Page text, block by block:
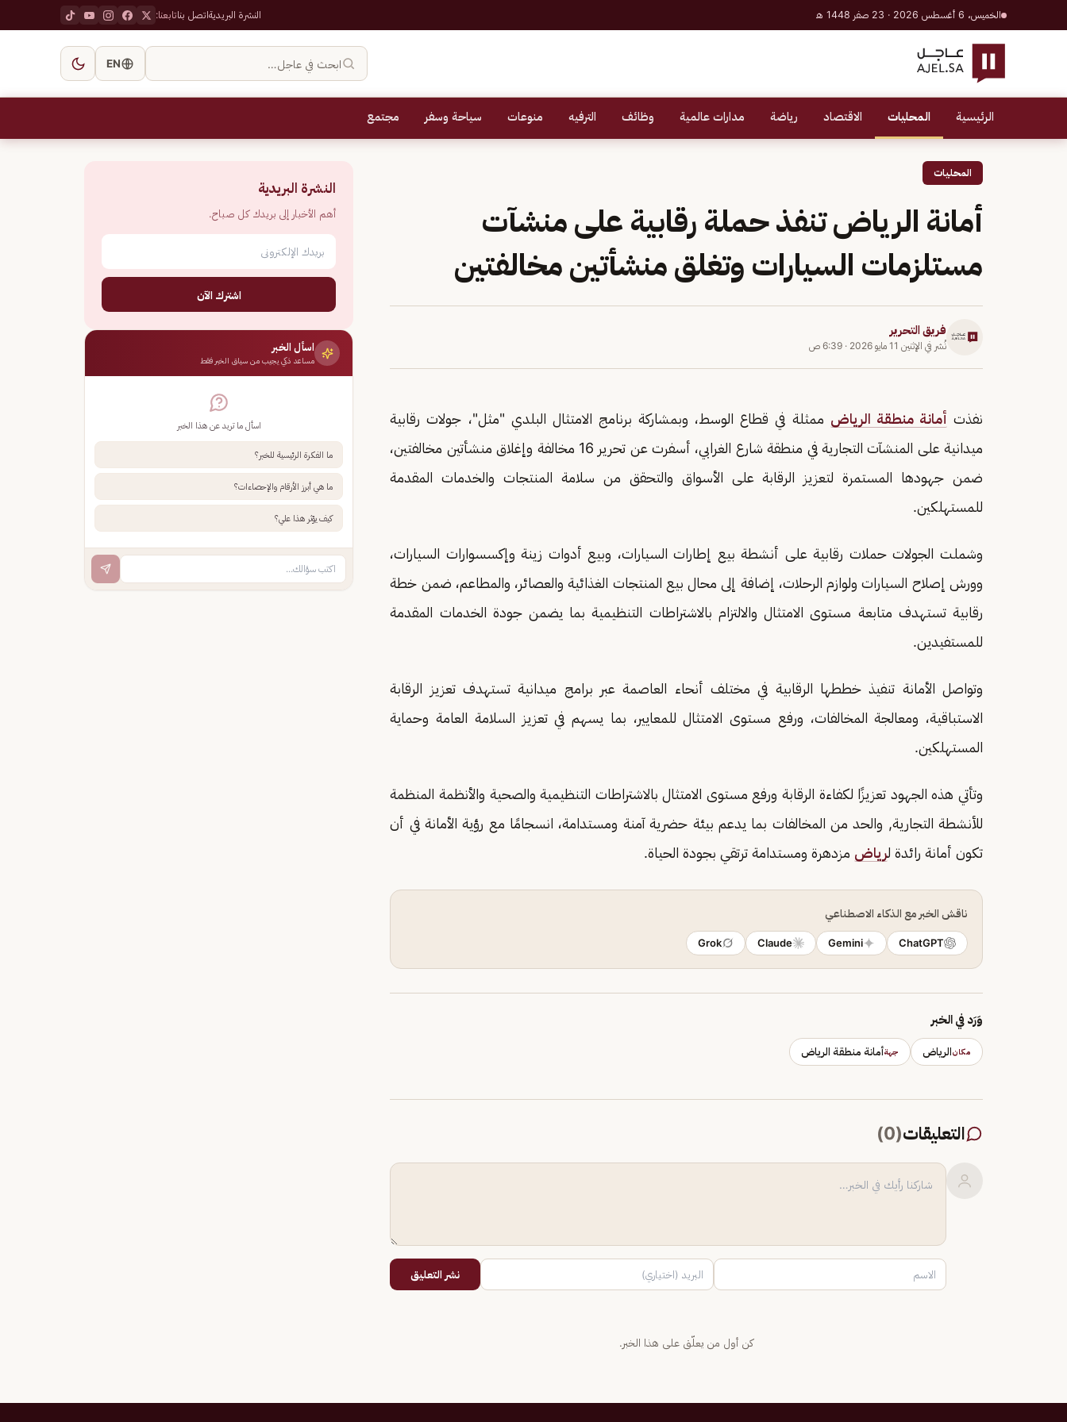
الخميس، 6 أغسطس 2026 · 23 صفر 1448 هـ النشرة البريديةاتصل بناتابعنا:
ابحث في عاجل… EN
الرئيسية المحليات الاقتصاد رياضة مدارات عالمية وظائف الترفيه منوعات سياحة وسفر مجتمع
المحليات
أمانة الرياض تنفذ حملة رقابية على منشآت
مستلزمات السيارات وتغلق منشأتين مخالفتين
فريق التحرير
نُشر في الإثنين 11 مايو 2026 · 6:39 ص
نفذت أمانة منطقة الرياض ممثلة في قطاع الوسط، وبمشاركة برنامج الامتثال البلدي "مثل"، جولات رقابية
ميدانية على المنشآت التجارية في منطقة شارع الغرابي، أسفرت عن تحرير 16 مخالفة وإغلاق منشأتين مخالفتين،
ضمن جهودها المستمرة لتعزيز الرقابة على الأسواق والتحقق من سلامة المنتجات والخدمات المقدمة
للمستهلكين.
وشملت الجولات حملات رقابية على أنشطة بيع إطارات السيارات، وبيع أدوات زينة وإكسسوارات السيارات،
وورش إصلاح السيارات ولوازم الرحلات، إضافة إلى محال بيع المنتجات الغذائية والعصائر، والمطاعم، ضمن خطة
رقابية تستهدف متابعة مستوى الامتثال والالتزام بالاشتراطات التنظيمية بما يضمن جودة الخدمات المقدمة
للمستفيدين.
وتواصل الأمانة تنفيذ خططها الرقابية في مختلف أنحاء العاصمة عبر برامج ميدانية تستهدف تعزيز الرقابة
الاستباقية، ومعالجة المخالفات، ورفع مستوى الامتثال للمعايير، بما يسهم في تعزيز السلامة العامة وحماية
المستهلكين.
وتأتي هذه الجهود تعزيزًا لكفاءة الرقابة ورفع مستوى الامتثال بالاشتراطات التنظيمية والصحية والأنظمة المنظمة
للأنشطة التجارية, والحد من المخالفات بما يدعم بيئة حضرية آمنة ومستدامة، انسجامًا مع رؤية الأمانة في أن
تكون أمانة رائدة لرياض مزدهرة ومستدامة ترتقي بجودة الحياة.
ناقش الخبر مع الذكاء الاصطناعي
ChatGPT
Gemini
Claude
Grok
وَرَد في الخبر
مكانالرياض جهةأمانة منطقة الرياض
التعليقات(
0
)
نشر التعليق
كن أول من يعلّق على هذا الخبر.
النشرة البريدية
أهم الأخبار إلى بريدك كل صباح.
اشترك الآن
اسأل الخبر
مساعد ذكي يجيب من سياق الخبر فقط
اسأل ما تريد عن هذا الخبر
ما الفكرة الرئيسية للخبر؟
ما هي أبرز الأرقام والإحصاءات؟
كيف يؤثر هذا علي؟